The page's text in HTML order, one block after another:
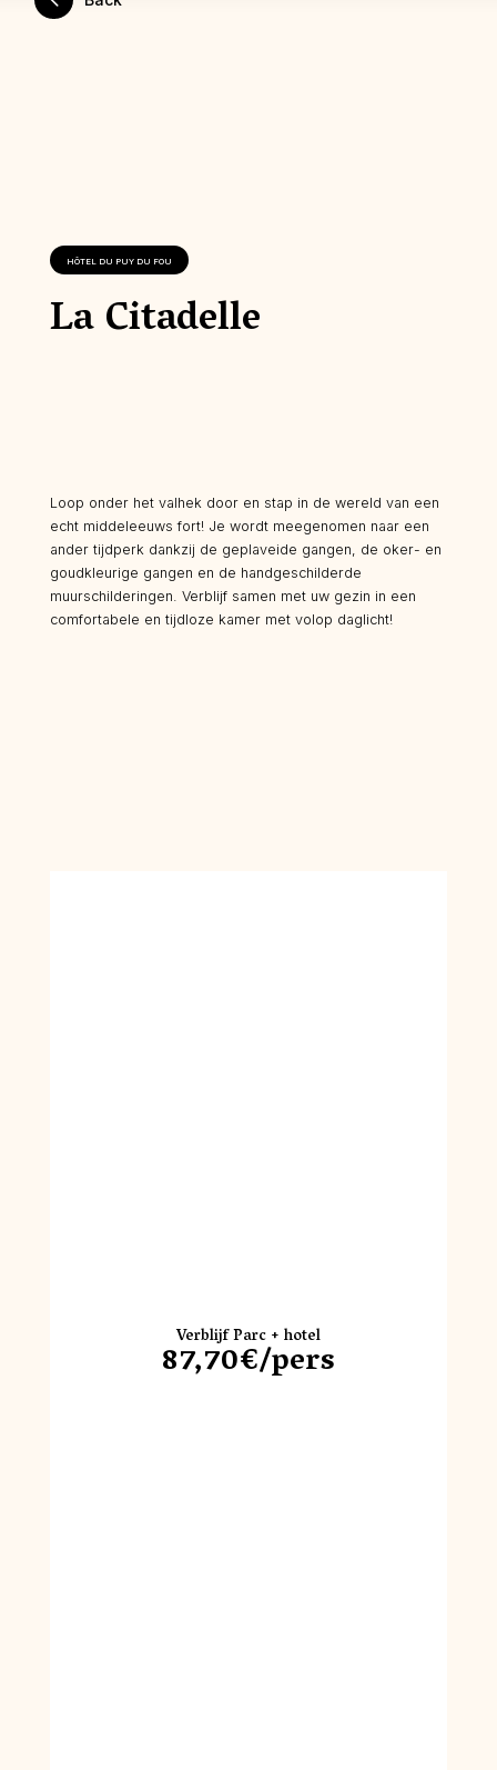
HÔTEL DU PUY DU FOU
La Citadelle
Loop onder het valhek door en stap in de wereld van een
echt middeleeuws fort! Je wordt meegenomen naar een
ander tijdperk dankzij de geplaveide gangen, de oker- en
goudkleurige gangen en de handgeschilderde
muurschilderingen. Verblijf samen met uw gezin in een
comfortabele en tijdloze kamer met volop daglicht!
Verblijf Parc + hotel
87,70€/pers